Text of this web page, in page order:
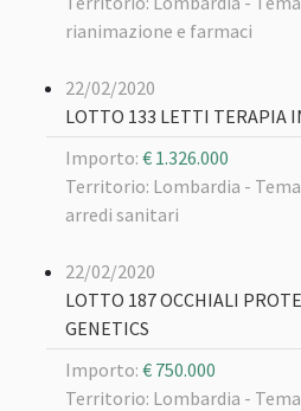
rianimazione e farmaci
22/02/2020
LOTTO 133 LETTI TERAPIA
Importo: € 1.326.000
Territorio: Lombardia -
arredi sanitari
22/02/2020
LOTTO 187 OCCHIALI
GENETICS
Importo: € 750.000
Territorio: Lombardia -